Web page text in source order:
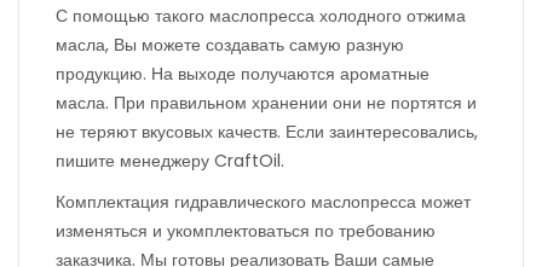
С помощью такого маслопресса холодного отжима
масла, Вы можете создавать самую разную
продукцию. На выходе получаются ароматные
масла. При правильном хранении они не портятся и
не теряют вкусовых качеств. Если заинтересовались,
пишите менеджеру CraftOil.
Комплектация гидравлического маслопресса может
изменяться и укомплектоваться по требованию
заказчика. Мы готовы реализовать Ваши самые